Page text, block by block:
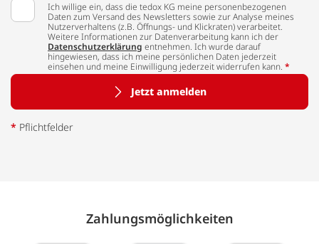
Ich willige ein, dass die tedox KG meine personenbezogenen
Daten zum Versand des Newsletters sowie zur Analyse meines
Nutzerverhaltens (z.B. Öffnungs- und Klickraten) verarbeitet.
Weitere Informationen zur Datenverarbeitung kann ich der
Datenschutzerklärung entnehmen. Ich wurde darauf
hingewiesen, dass ich meine persönlichen Daten jederzeit
einsehen und meine Einwilligung jederzeit widerrufen kann. *
Jetzt anmelden
* Pflichtfelder
Zahlungs­möglich­keiten